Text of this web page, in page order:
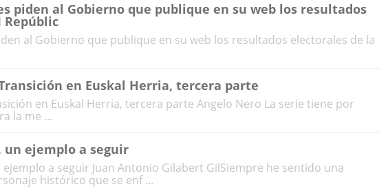
piden al Gobierno que publique en su web los resultados
Repúblic
al Gobierno que publique en su web los resultados electorales de la
en Euskal Herria, tercera parte
en Euskal Herria, tercera parte Angelo Nero La serie tiene por
la me ...
un ejemplo a seguir
a seguir Juan Antonio Gilabert GilSiempre he sentido una
histórico que se enf ...